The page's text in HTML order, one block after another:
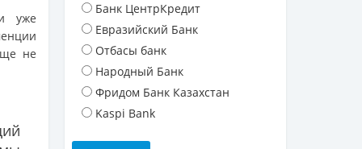
уже
не
Банк ЦентрКредит
Евразийский Банк
Отбасы банк
Народный Банк
Фридом Банк Казахстан
Kaspi Bank